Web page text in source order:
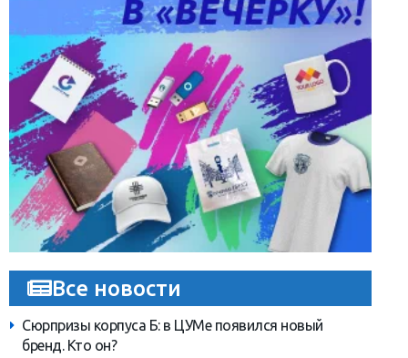
Все новости
Сюрпризы корпуса Б: в ЦУМе появился новый
бренд. Кто он?